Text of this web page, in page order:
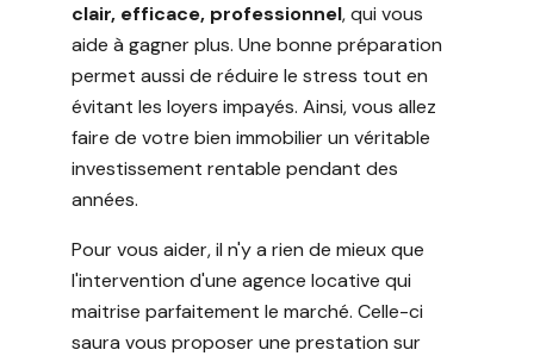
clair, efficace, professionnel, qui vous
aide à gagner plus. Une bonne préparation
permet aussi de réduire le stress tout en
évitant les loyers impayés. Ainsi, vous allez
faire de votre bien immobilier un véritable
investissement rentable pendant des
années.
Pour vous aider, il n'y a rien de mieux que
l'intervention d'une agence locative qui
maitrise parfaitement le marché. Celle-ci
saura vous proposer une prestation sur